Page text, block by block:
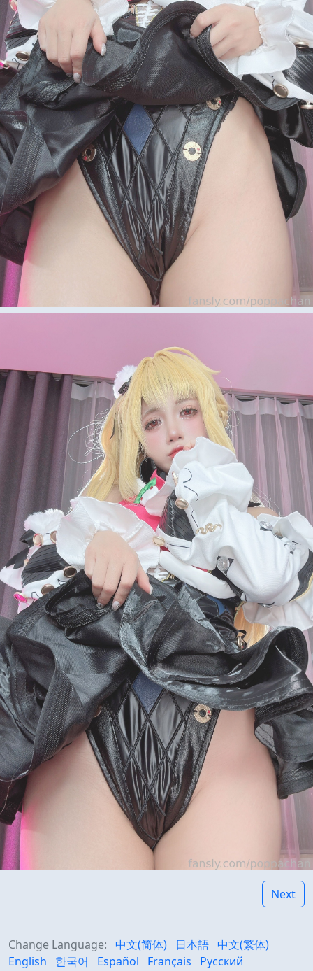
Next
Change Language: 中文(简体) 日本語 中文(繁体)
English
한국어 Español Français
Русский